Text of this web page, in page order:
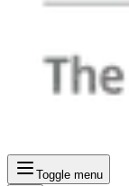
Toggle menu